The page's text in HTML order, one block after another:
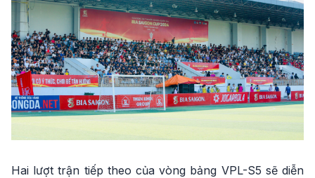
Hai lượt trận tiếp theo của vòng bảng VPL-S5 sẽ diễn